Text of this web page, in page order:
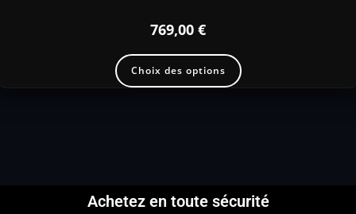
769,00 €
Choix des options
Achetez en toute sécurité